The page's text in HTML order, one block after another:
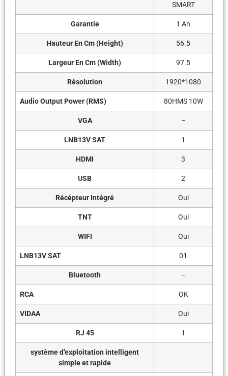
SMART
Garantie 1 An
Hauteur En Cm (Height) 56.5
Largeur En Cm (Width) 97.5
Résolution 1920*1080
Audio Output Power (RMS) 80HMS 10W
VGA –
LNB13V SAT 1
HDMI 3
USB 2
Récépteur Intégré Oui
TNT Oui
WIFI Oui
LNB13V SAT 01
Bluetooth –
RCA OK
VIDAA Oui
RJ 45 1
système d’exploitation intelligent
simple et rapide